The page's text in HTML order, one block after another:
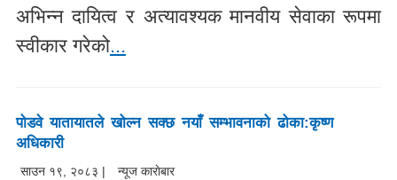
अभिन्न दायित्व र अत्यावश्यक मानवीय सेवाका रूपमा
स्वीकार गरेको...
पोडवे यातायातले खोल्न सक्छ नयाँ सम्भावनाको ढोका:कृष्ण
अधिकारी
साउन १९, २०८३ | न्यूज काराेबार